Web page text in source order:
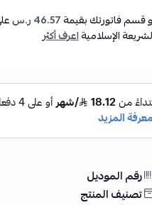
قسم فاتورتك بقيمة46.57 ر.س
الإسلاميةاعرف أكثر
رقم الموديل
تصنيف المنتج